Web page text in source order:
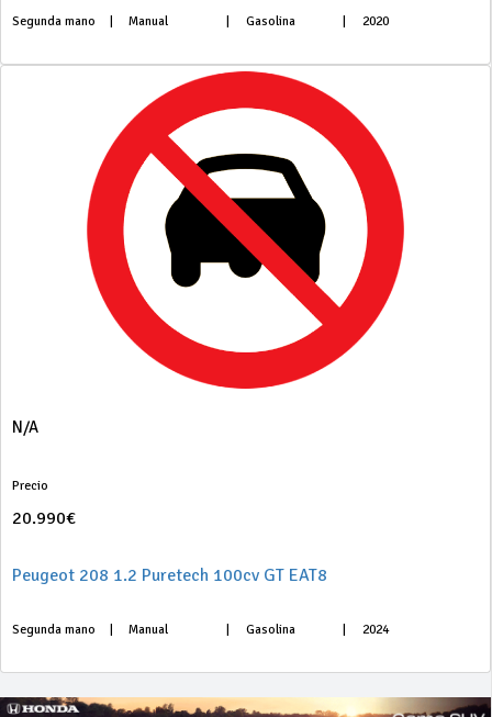
Segunda mano Manual Gasolina 2020
N/A
Precio
20.990€
Peugeot 208 1.2 Puretech 100cv GT EAT8
Segunda mano Manual Gasolina 2024